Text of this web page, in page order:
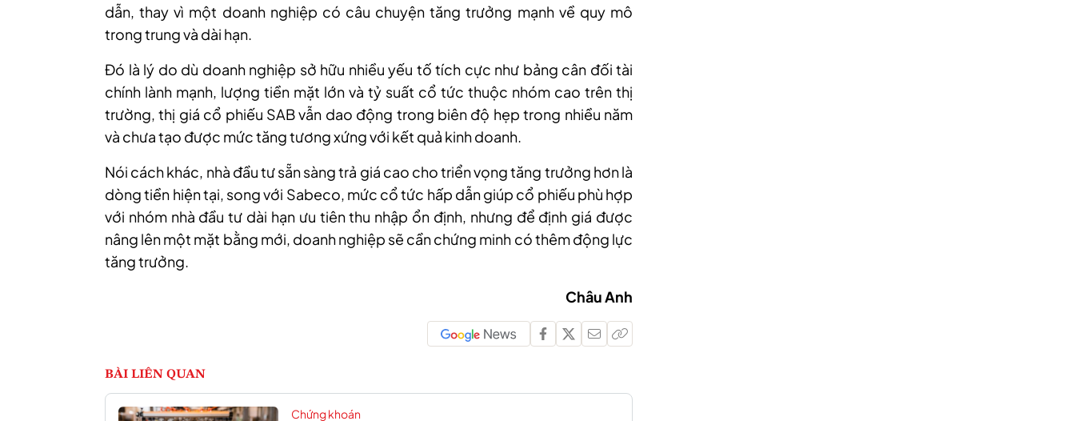
dẫn, thay vì một doanh nghiệp có câu chuyện tăng trưởng mạnh về quy mô
trong trung và dài hạn.
Đó là lý do dù doanh nghiệp sở hữu nhiều yếu tố tích cực như bảng cân đối tài
chính lành mạnh, lượng tiền mặt lớn và tỷ suất cổ tức thuộc nhóm cao trên thị
trường, thị giá cổ phiếu SAB vẫn dao động trong biên độ hẹp trong nhiều năm
và chưa tạo được mức tăng tương xứng với kết quả kinh doanh.
Nói cách khác, nhà đầu tư sẵn sàng trả giá cao cho triển vọng tăng trưởng hơn là
dòng tiền hiện tại, song với Sabeco, mức cổ tức hấp dẫn giúp cổ phiếu phù hợp
với nhóm nhà đầu tư dài hạn ưu tiên thu nhập ổn định, nhưng để định giá được
nâng lên một mặt bằng mới, doanh nghiệp sẽ cần chứng minh có thêm động lực
tăng trưởng.
Châu Anh
BÀI LIÊN QUAN
Chứng khoán